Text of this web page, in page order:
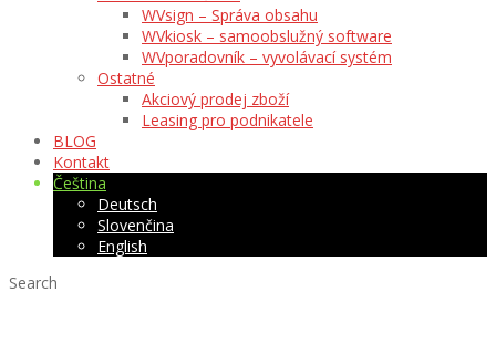
WVsign – Správa obsahu
WVkiosk – samoobslužný software
WVporadovník – vyvolávací systém
Ostatné
Akciový prodej zboží
Leasing pro podnikatele
BLOG
Kontakt
Čeština
Deutsch
Slovenčina
English
Search